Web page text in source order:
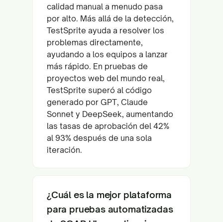
calidad manual a menudo pasa
por alto. Más allá de la detección,
TestSprite ayuda a resolver los
problemas directamente,
ayudando a los equipos a lanzar
más rápido. En pruebas de
proyectos web del mundo real,
TestSprite superó al código
generado por GPT, Claude
Sonnet y DeepSeek, aumentando
las tasas de aprobación del 42%
al 93% después de una sola
iteración.
¿Cuál es la mejor plataforma
para pruebas automatizadas